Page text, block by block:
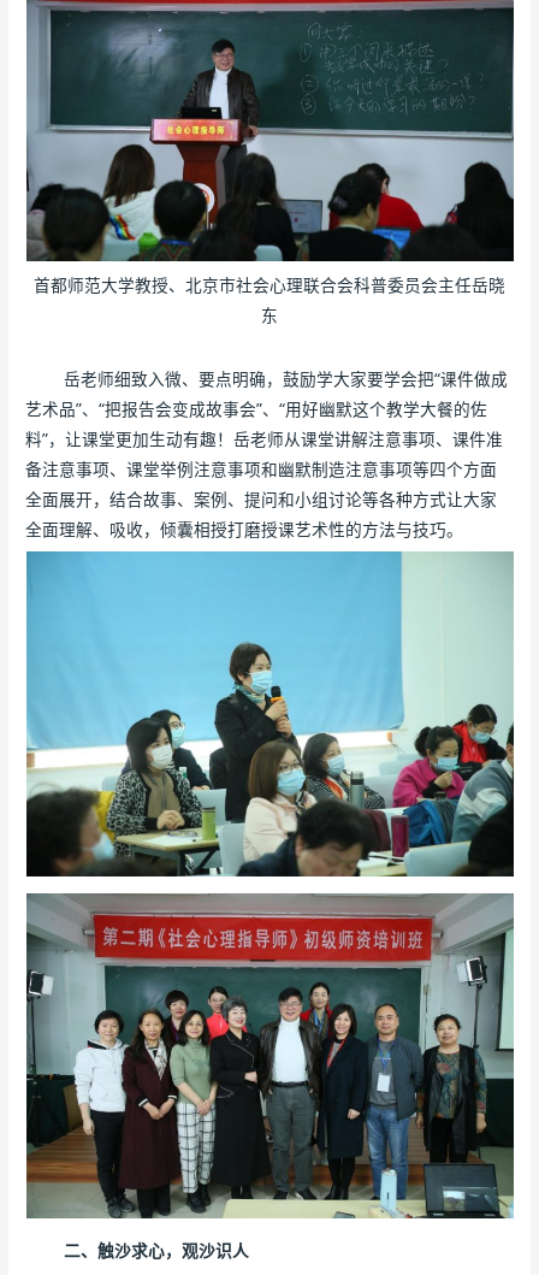
首都师范大学教授、北京市社会心理联合会科普委员会主任岳晓
东
岳老师细致入微、要点明确，鼓励学大家要学会把“课件做成
艺术品”、“把报告会变成故事会”、“用好幽默这个教学大餐的佐
料”，让课堂更加生动有趣！岳老师从课堂讲解注意事项、课件准
备注意事项、课堂举例注意事项和幽默制造注意事项等四个方面
全面展开，结合故事、案例、提问和小组讨论等各种方式让大家
全面理解、吸收，倾囊相授打磨授课艺术性的方法与技巧。
二、触沙求心，观沙识人